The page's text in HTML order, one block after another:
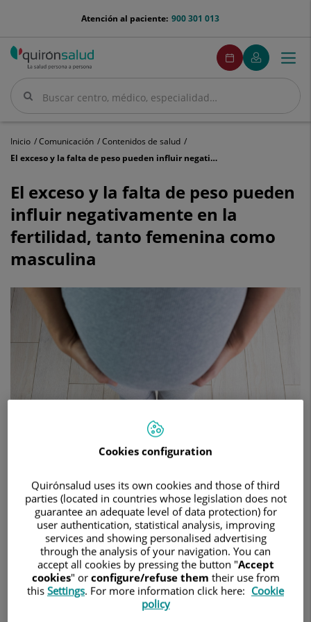
menu-
900 301 013
Atención al paciente:
Buscar
Buscar
menuPedirCita
Pedir
cita
Mi
Quirónsalud
Menú
Inicio Comunicación
Contenidos de salud
El exceso y la falta de peso pueden influir negativamente en la fertilidad, tanto femenina como masculina
exceso
y
la
falta
de
peso
influir
negativamente
en
fertilidad,
femenina
como
masculina
El exceso y la falta de peso pueden
influir negativamente en la
fertilidad, tanto femenina como
masculina
25 de febrero de 2025
HOSPITAL UNIVERSITARIO RUBER JUAN BRAVO
ENDOCRINOLOGÍA Y NUTRICIÓN
Además de mantener un peso saludable, algunos alimentos
Cookies configuration
Quirónsalud uses its own cookies and those of third
parties (located in countries whose legislation does not
guarantee an adequate level of data protection) for
user authentication, statistical analysis, improving
services and showing personalised advertising
through the analysis of your navigation. You can
accept all cookies by pressing the button "Accept
cookies" or configure/refuse them their use from
this Settings. For more information click here: Cookie
policy